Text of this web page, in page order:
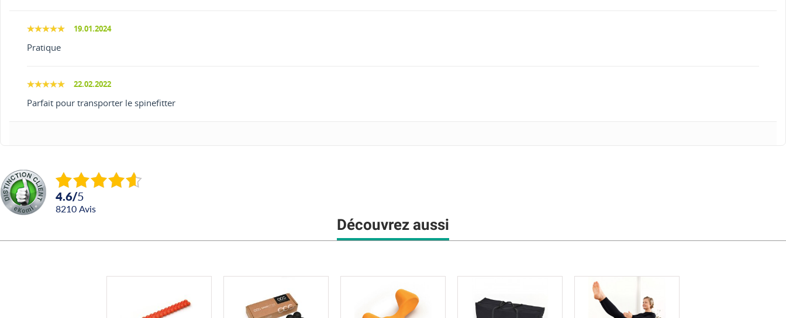
19.01.2024
Pratique
22.02.2022
Parfait pour transporter le spinefitter
4.6/5
8210 avis
Découvrez aussi